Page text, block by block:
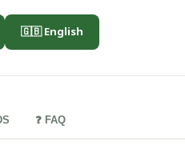
🇬🇧 English
❓ FAQ